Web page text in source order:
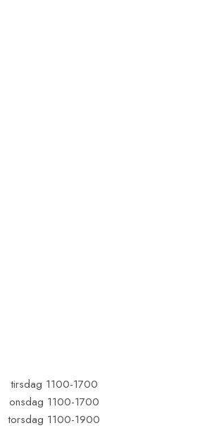
tirsdag 1100-1700
onsdag 1100-1700
torsdag 1100-1900